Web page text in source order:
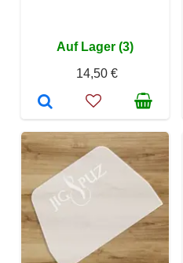
Auf Lager (3)
14,50 €